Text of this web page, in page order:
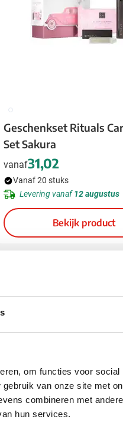
om functies voor social
van onze site met
combineren met
hun services.
002
Geschenkset Rituals
Set Sakura
vanaf31,02
Vanaf 20 stuks
Levering vanaf12 augustus
Bekijk product
060